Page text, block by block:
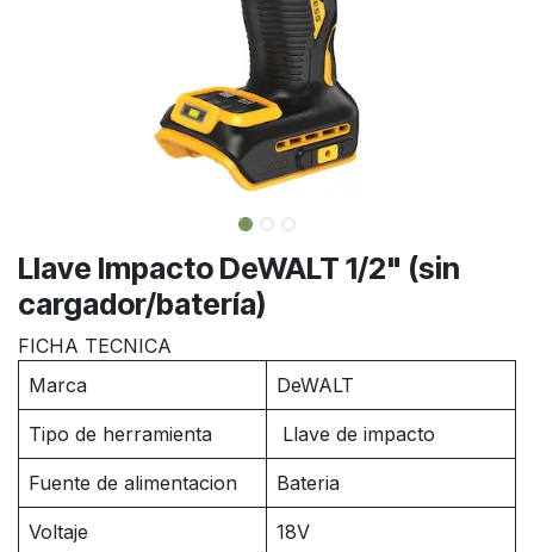
Llave Impacto DeWALT 1/2" (sin
cargador/batería)
FICHA TECNICA
Marca
DeWALT
Tipo de herramienta Llave de impacto
Fuente de alimentacion Bateria
Voltaje 18V